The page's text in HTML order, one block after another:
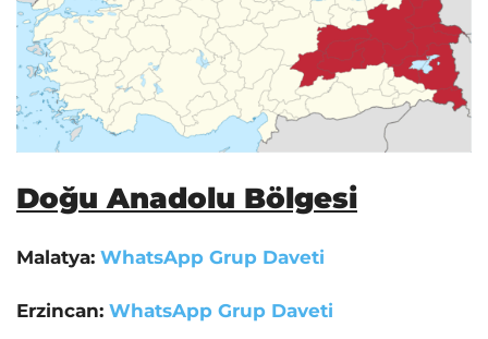
Doğu Anadolu Bölgesi
Malatya: WhatsApp Grup Daveti
Erzincan: WhatsApp Grup Daveti